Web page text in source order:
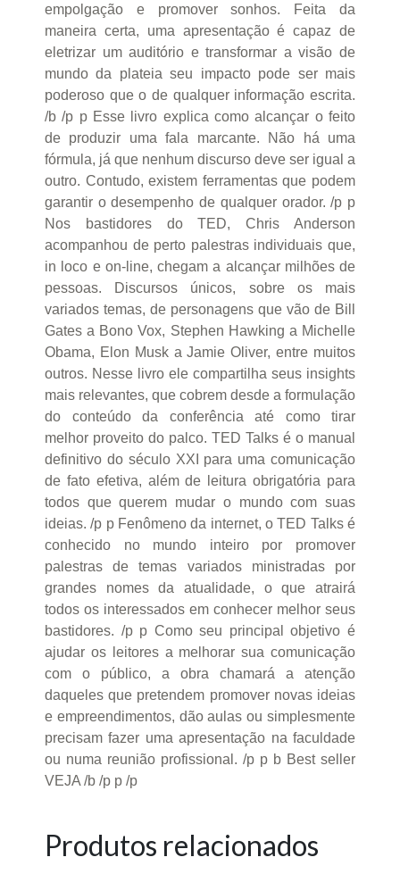
empolgação e promover sonhos. Feita da
maneira certa, uma apresentação é capaz de
eletrizar um auditório e transformar a visão de
mundo da plateia seu impacto pode ser mais
poderoso que o de qualquer informação escrita.
/b /p p Esse livro explica como alcançar o feito
de produzir uma fala marcante. Não há uma
fórmula, já que nenhum discurso deve ser igual a
outro. Contudo, existem ferramentas que podem
garantir o desempenho de qualquer orador. /p p
Nos bastidores do TED, Chris Anderson
acompanhou de perto palestras individuais que,
in loco e on-line, chegam a alcançar milhões de
pessoas. Discursos únicos, sobre os mais
variados temas, de personagens que vão de Bill
Gates a Bono Vox, Stephen Hawking a Michelle
Obama, Elon Musk a Jamie Oliver, entre muitos
outros. Nesse livro ele compartilha seus insights
mais relevantes, que cobrem desde a formulação
do conteúdo da conferência até como tirar
melhor proveito do palco. TED Talks é o manual
definitivo do século XXI para uma comunicação
de fato efetiva, além de leitura obrigatória para
todos que querem mudar o mundo com suas
ideias. /p p Fenômeno da internet, o TED Talks é
conhecido no mundo inteiro por promover
palestras de temas variados ministradas por
grandes nomes da atualidade, o que atrairá
todos os interessados em conhecer melhor seus
bastidores. /p p Como seu principal objetivo é
ajudar os leitores a melhorar sua comunicação
com o público, a obra chamará a atenção
daqueles que pretendem promover novas ideias
e empreendimentos, dão aulas ou simplesmente
precisam fazer uma apresentação na faculdade
ou numa reunião profissional. /p p b Best seller
VEJA /b /p p /p
Produtos relacionados